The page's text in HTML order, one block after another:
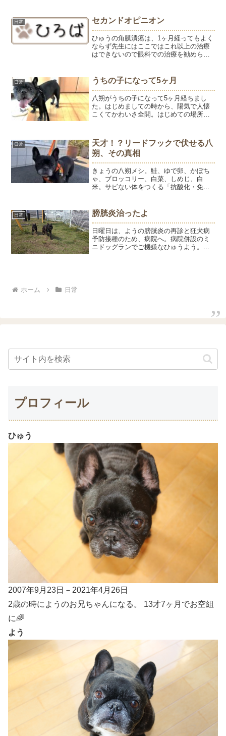
ひゅうよう。ようは呼吸...
日常 セカンドオピニオン
ひゅうの角膜潰瘍は、1ヶ月経ってもよく
ならず先生にはここではこれ以上の治療
はできないので眼科での治療を勧められ
塚動物総合医療センターに眼科があった
ので行ってきました。...
日常 うちの子になって5ヶ月
八朔がうちの子になって5ヶ月経ちまし
た。はじめましての時から、陽気で人懐
こくてかわいさ全開。はじめての場所で
距離感もすごく上手。シャンプーや歯磨
きさえも、最初からやらせ...
日常
天才！？リードフックで伏せる八
朔、その真相
きょうの八朔メシ。鮭、ゆで卵、かぼち
ゃ、ブロッコリー、白菜、しめじ、白
米。サビない体をつくる「抗酸化・免
グループです。 鮭： 強力な抗酸化成分ア
スタキサンチンが、全身の...
日常 膀胱炎治ったよ
日曜日は、ようの膀胱炎の再診と狂犬病
予防接種のため、病院へ。病院併設のミ
ニドッグランでご機嫌なひゅうよう。一
ホーム
日常
プロフィール
ひゅう
2007年9月23日－2021年4月26日
2歳の時にようのお兄ちゃんになる。 13才7ヶ月でお空組
に🌈
よう